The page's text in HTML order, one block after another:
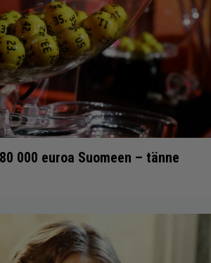
000 euroa Suomeen – tänne